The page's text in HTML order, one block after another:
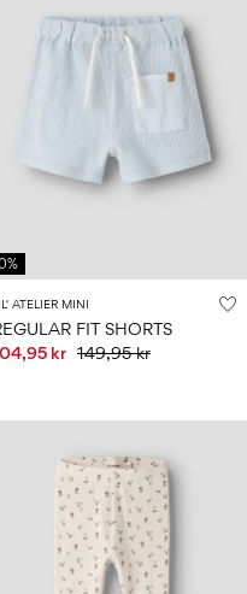
ATELIER MINI
FIT SHORTS
kr 149,95 kr